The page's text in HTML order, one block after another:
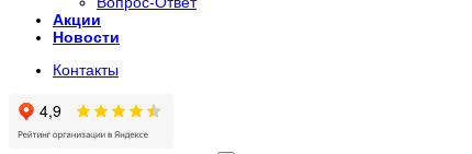
Акции
Новости
Контакты